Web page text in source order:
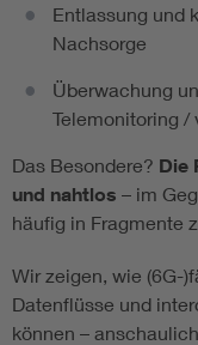
Entlassung und
Nachsorge
Überwachung
Telemonitoring /
Das Besondere? Die
und nahtlos – im
häufig in Fragmente
Wir zeigen, wie (6G-
Datenflüsse und
können –